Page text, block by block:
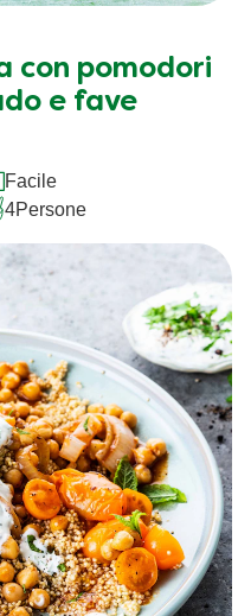
con pomodori
e fave
Facile
4Persone